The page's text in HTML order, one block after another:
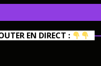
EN DIRECT :